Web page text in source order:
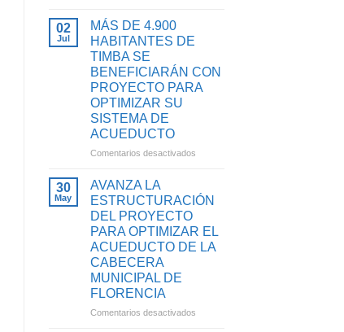
2025
CON
ACCESO
POTABLE
SANEAMIENTO
BÁSICO
02
Jul
MÁS DE 4.900
HABITANTES DE
TIMBA SE
BENEFICIARÁN CON
PROYECTO PARA
OPTIMIZAR SU
SISTEMA DE
ACUEDUCTO
Comentarios desactivadosen
4.900
HABITANTES
TIMBA
SE
OPTIMIZAR
30
May
AVANZA LA
ESTRUCTURACIÓN
DEL PROYECTO
PARA OPTIMIZAR EL
ACUEDUCTO DE LA
CABECERA
MUNICIPAL DE
FLORENCIA
Comentarios desactivadosen